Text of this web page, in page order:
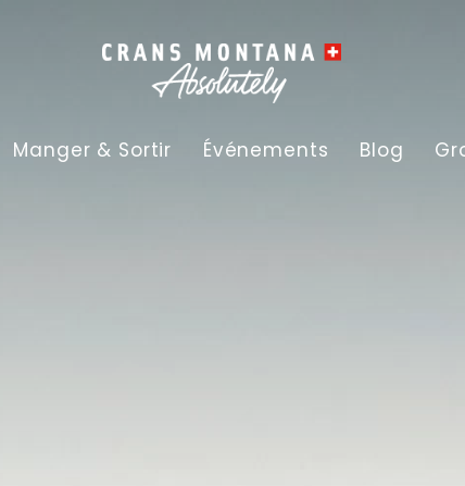
Manger & Sortir Événements Blog